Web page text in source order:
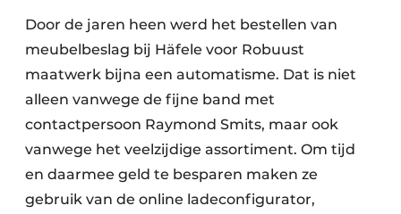
Door de jaren heen werd het bestellen van
meubelbeslag bij Häfele voor Robuust
maatwerk bijna een automatisme. Dat is niet
alleen vanwege de fijne band met
contactpersoon Raymond Smits, maar ook
vanwege het veelzijdige assortiment. Om tijd
en daarmee geld te besparen maken ze
gebruik van de online ladeconfigurator,